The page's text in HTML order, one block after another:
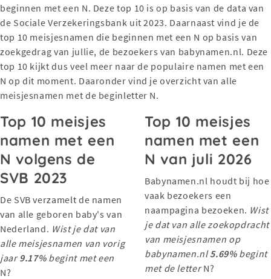
beginnen met een N. Deze top 10 is op basis van de data van
de Sociale Verzekeringsbank uit 2023. Daarnaast vind je de
top 10 meisjesnamen die beginnen met een N op basis van
zoekgedrag van jullie, de bezoekers van babynamen.nl. Deze
top 10 kijkt dus veel meer naar de populaire namen met een
N op dit moment. Daaronder vind je overzicht van alle
meisjesnamen met de beginletter N.
Top 10 meisjes
namen met een
N volgens de
SVB 2023
De SVB verzamelt de namen
van alle geboren baby's van
Nederland. Wist je dat van
alle meisjesnamen van vorig
jaar9.17%begint met een
N?
Top 10 meisjes
namen met een
N van juli 2026
Babynamen.nl houdt bij hoe
vaak bezoekers een
naampagina bezoeken. Wist
je dat van alle zoekopdracht
van meisjesnamen op
babynamen.nl5.69%begint
met de letterN?